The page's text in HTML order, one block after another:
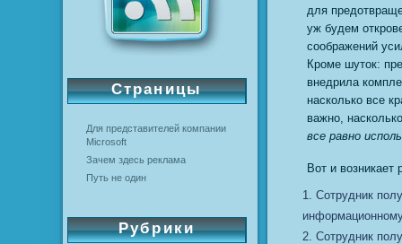
Страницы
Для представителей компании
Microsoft
Зачем здесь реклама
Путь не один
Рубрики
для
уж будем
соображений
Кроме шуток:
внедрила
насколько все
важно,
все равно
Вот и
Cотрудник
Сотрудник